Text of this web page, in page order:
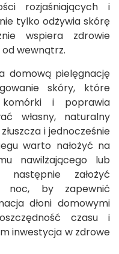
rozjaśniających i
tylko odżywia skórę
wspiera zdrowie
wewnątrz.
domową pielęgnację
skóry, które
i poprawia
własny, naturalny
i jednocześnie
warto nałożyć na
nawilżającego lub
następnie założyć
noc, by zapewnić
dłoni domowymi
czasu i
inwestycja w zdrowe